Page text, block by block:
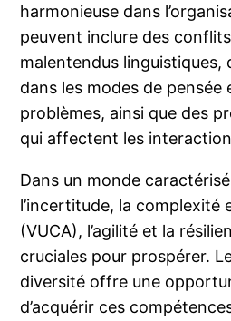
harmonieuse dans
peuvent inclure des
malentendus linguistiques,
dans les modes de
problèmes, ainsi que des
qui affectent les
Dans un monde
l’incertitude, la complexité
(VUCA), l’agilité et la
cruciales pour prospérer.
diversité offre une
d’acquérir ces